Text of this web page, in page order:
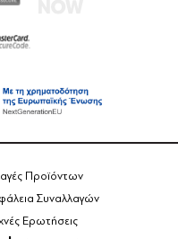
Προϊόντων
Συναλλαγών
Ερωτήσεις